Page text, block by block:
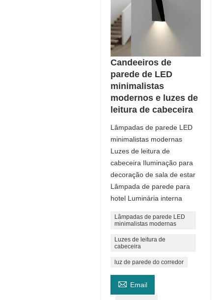
Candeeiros de
parede de LED
minimalistas
modernos e luzes de
leitura de cabeceira
Lâmpadas de parede LED
minimalistas modernas
Luzes de leitura de
cabeceira Iluminação para
decoração de sala de estar
Lâmpada de parede para
hotel Luminária interna
Lâmpadas de parede LED
minimalistas modernas
Luzes de leitura de
cabeceira
luz de parede do corredor
 Email